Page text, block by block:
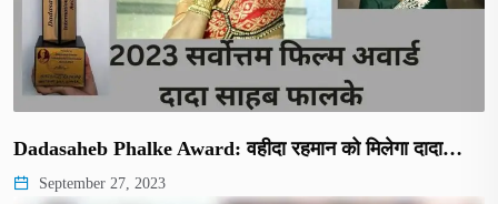
Dadasaheb Phalke Award: वहीदा रहमान को मिलेगा दादा…
September 27, 2023